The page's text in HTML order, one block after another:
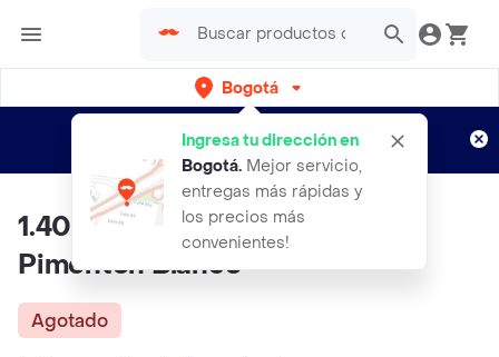
Bogotá
Ingresa tu dirección en
Bogotá. Mejor servicio,
entregas más rápidas y
los precios más
convenientes!
envíos gratis por semanas
Aplican TyC
1.400 Semillas Orgánicas De
Pimentón Blanco
Agotado